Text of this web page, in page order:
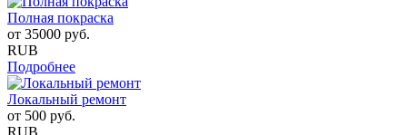
Полная покраска
от 35000 руб.
RUB
Подробнее
Локальный ремонт
от 500 руб.